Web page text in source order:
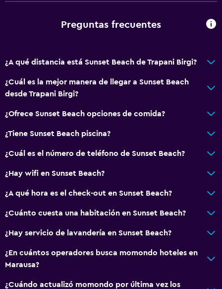
Preguntas frecuentes
¿A qué distancia está Sunset Beach de Trapani Birgi?
¿Cuál es la mejor manera de llegar a Sunset Beach
desde Trapani Birgi?
¿Ofrece Sunset Beach opciones de comida?
¿Tiene Sunset Beach piscina?
¿Cuál es el número de teléfono de Sunset Beach?
¿Hay wifi en Sunset Beach?
¿A qué hora es el check-out en Sunset Beach?
¿Cuánto cuesta una habitación en Sunset Beach?
¿Hay servicio de lavandería en Sunset Beach?
¿En cuántos operadores busca momondo hoteles en
Marausa?
¿Cuándo actualizó momondo por última vez los